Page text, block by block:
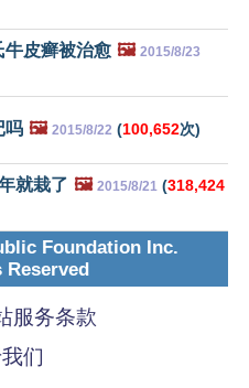
牛皮癣被治愈 🖼️ 2015/8/23
吗 🖼️ 2015/8/22 (100,652次)
就栽了 🖼️ 2015/8/21 (318,424
Foundation Inc.
服务条款
们